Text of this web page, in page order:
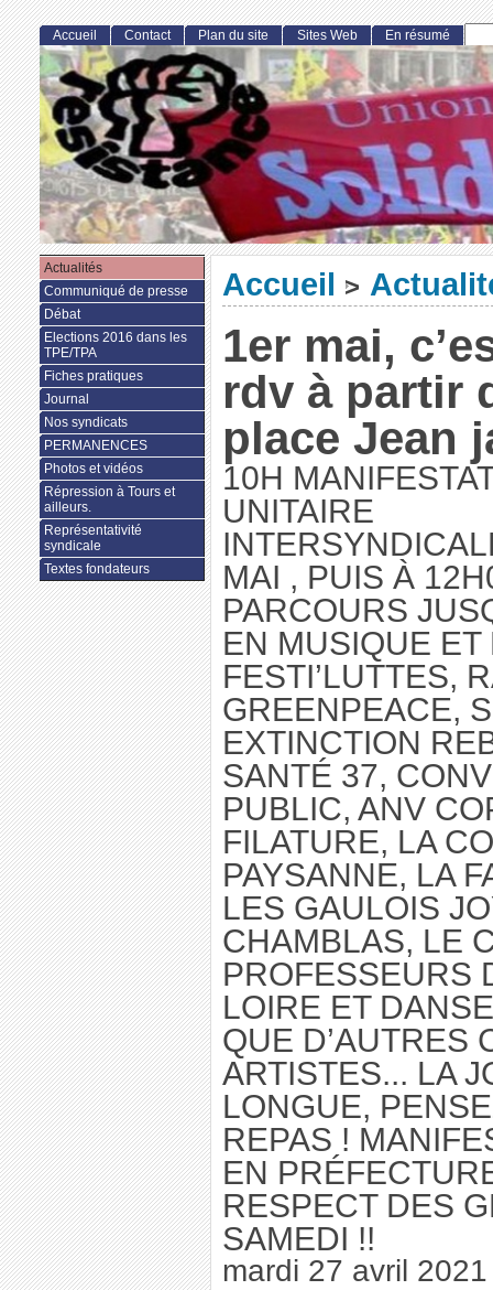
Accueil >
1er mai,
rdv à partir
place Jean
10H
UNITAIRE
MAI , PUIS À
PARCOURS
EN MUSIQUE
FESTI’LUTTES,
GREENPEACE,
EXTINCTION
SANTÉ 37,
PUBLIC, ANV
FILATURE, LA
PAYSANNE, LA
LES GAULOIS
CHAMBLAS, LE
PROFESSEURS
LOIRE ET
QUE D’AUTRES
ARTISTES... LA
LONGUE,
REPAS !
EN
RESPECT DES
SAMEDI !!
mardi 27 avril 2021
Accueil Contact Plan du site Sites Web En résumé
Actualités
Communiqué de presse
Débat
Elections 2016 dans les
TPE/TPA
Fiches pratiques
Journal
Nos syndicats
PERMANENCES
Photos et vidéos
Répression à Tours et
ailleurs.
Représentativité
syndicale
Textes fondateurs